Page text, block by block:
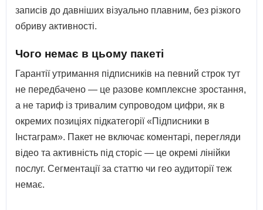
записів до давніших візуально плавним, без різкого
обриву активності.
Чого немає в цьому пакеті
Гарантії утримання підписників на певний строк тут
не передбачено — це разове комплексне зростання,
а не тариф із тривалим супроводом цифри, як в
окремих позиціях підкатегорії «Підписники в
Інстаграм». Пакет не включає коментарі, перегляди
відео та активність під сторіс — це окремі лінійки
послуг. Сегментації за статтю чи гео аудиторії теж
немає.